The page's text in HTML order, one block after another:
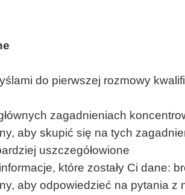
do pierwszej rozmowy
zagadnieniach
aby skupić się na tych
uszczegółowione
które zostały Ci dane:
aby odpowiedzieć na pytania z